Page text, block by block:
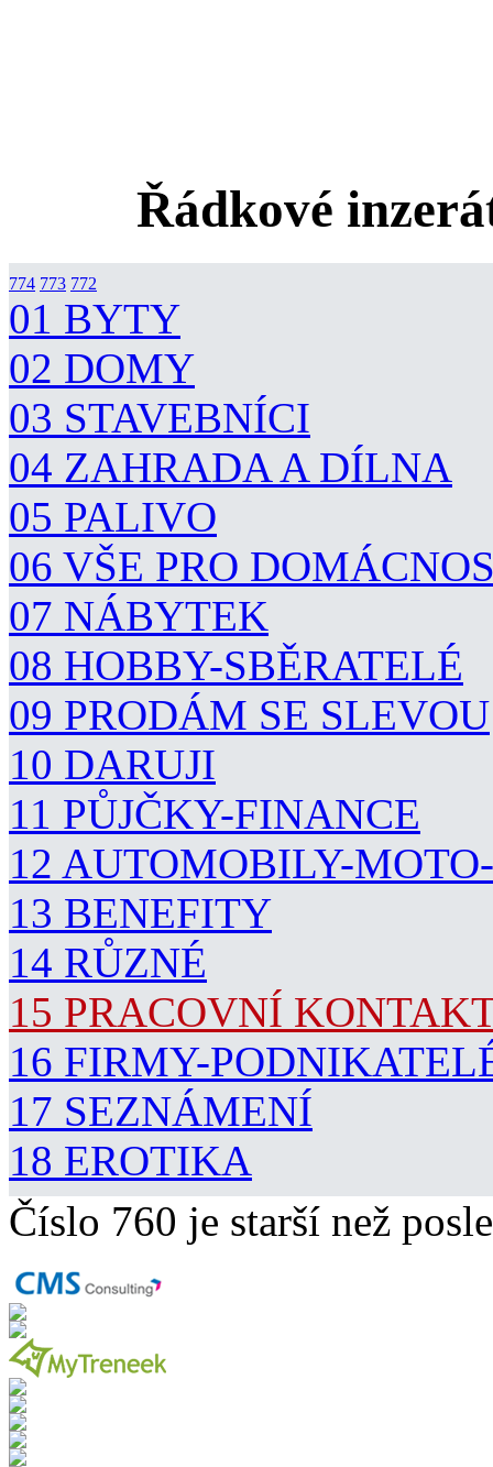
Řádkové
774 773 772
01 BYTY
02 DOMY
03 STAVEBNÍCI
04 ZAHRADA A DÍLNA
05 PALIVO
06 VŠE PRO
07 NÁBYTEK
08 HOBBY-SBĚRATELÉ
09 PRODÁM SE SLEVOU
10 DARUJI
11 PŮJČKY-FINANCE
12 AUTOMOBILY-
13 BENEFITY
14 RŮZNÉ
15 PRACOVNÍ
16 FIRMY-
17 SEZNÁMENÍ
18 EROTIKA
Číslo 760 je starší než